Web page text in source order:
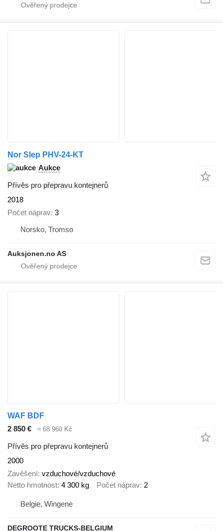
Nor Slep PHV-24-KT
Aukce
Přívěs pro přepravu kontejnerů
2018
Počet náprav 3
Norsko, Tromso
Auksjonen.no AS
WAF BDF
2 850 €
≈ 68 960 Kč
Přívěs pro přepravu kontejnerů
2000
Zavěšení vzduchové/vzduchové
Netto hmotnost 4 300 kg Počet náprav 2
Belgie, Wingene
DEGROOTE TRUCKS-BELGIUM